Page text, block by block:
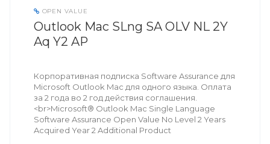
OPEN VALUE
Outlook Mac SLng SA OLV NL 2Y
Aq Y2 AP
Корпоративная подписка Software Assurance для
Microsoft Outlook Mac для одного языка. Оплата
за 2 года во 2 год действия соглашения.
<br>Microsoft® Outlook Mac Single Language
Software Assurance Open Value No Level 2 Years
Acquired Year 2 Additional Product